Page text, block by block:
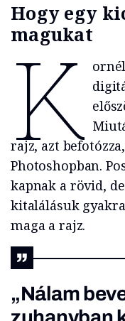
Hogy egy
magukat
K
rajz, azt
Photoshopban.
kapnak a rövid,
kitalálásuk
maga a rajz.
„Nálam